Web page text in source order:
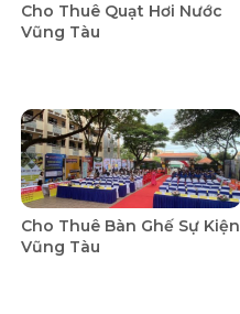
Cho Thuê Quạt Hơi Nước
Vũng Tàu
Cho Thuê Bàn Ghế Sự Kiện
Vũng Tàu